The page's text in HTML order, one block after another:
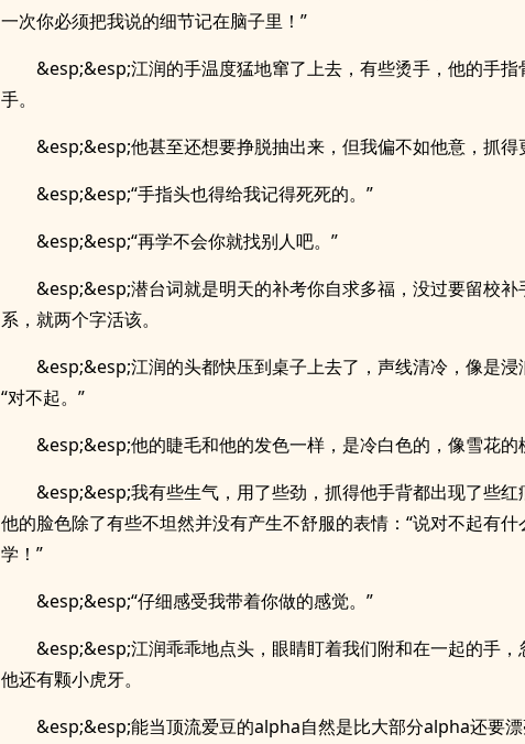
一次你必须把我说的细节记在脑子里！”
&esp;&esp;江润的手温度猛地窜了上去，有些烫手，他的手指
手。
&esp;&esp;他甚至还想要挣脱抽出来，但我偏不如他意，抓得
&esp;&esp;“手指头也得给我记得死死的。”
&esp;&esp;“再学不会你就找别人吧。”
&esp;&esp;潜台词就是明天的补考你自求多福，没过要留校补
系，就两个字活该。
&esp;&esp;江润的头都快压到桌子上去了，声线清冷，像是浸
“对不起。”
&esp;&esp;他的睫毛和他的发色一样，是冷白色的，像雪花的
&esp;&esp;我有些生气，用了些劲，抓得他手背都出现了些红
他的脸色除了有些不坦然并没有产生不舒服的表情：“说对不起有
学！”
&esp;&esp;“仔细感受我带着你做的感觉。”
&esp;&esp;江润乖乖地点头，眼睛盯着我们附和在一起的手，
他还有颗小虎牙。
&esp;&esp;能当顶流爱豆的alpha自然是比大部分alpha还要漂